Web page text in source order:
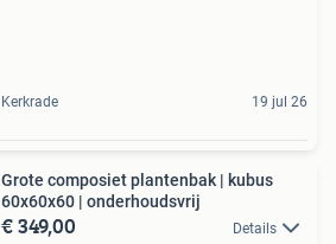
Kerkrade 19 jul 26
Grote composiet plantenbak | kubus
60x60x60 | onderhoudsvrij
€ 349,00 Details